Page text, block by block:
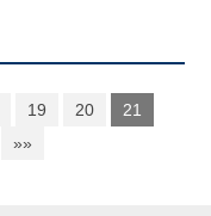
19 20
21
»»